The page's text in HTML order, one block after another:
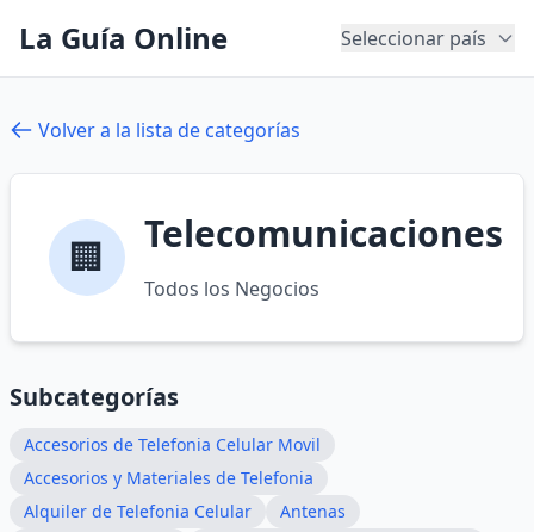
La Guía Online Seleccionar país
Volver a la lista de categorías
🏢 Telecomunicaciones
Todos los Negocios
Subcategorías
Accesorios de Telefonia Celular Movil
Accesorios y Materiales de Telefonia
Alquiler de Telefonia Celular
Antenas